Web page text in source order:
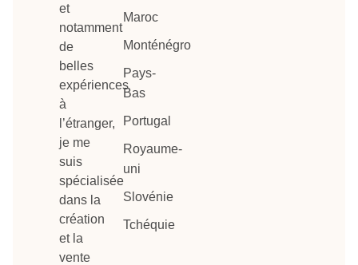
et
notamment
de
belles
expériences
à
l’étranger,
je me
suis
spécialisée
dans la
création
et la
vente
Maroc
Monténégro
Pays-
Bas
Portugal
Royaume-
uni
Slovénie
Tchéquie